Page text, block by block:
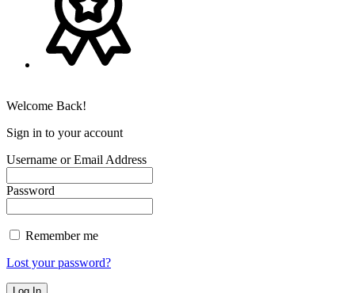
Welcome Back!
Sign in to your account
Username or Email Address
Password
Remember me
Lost your password?